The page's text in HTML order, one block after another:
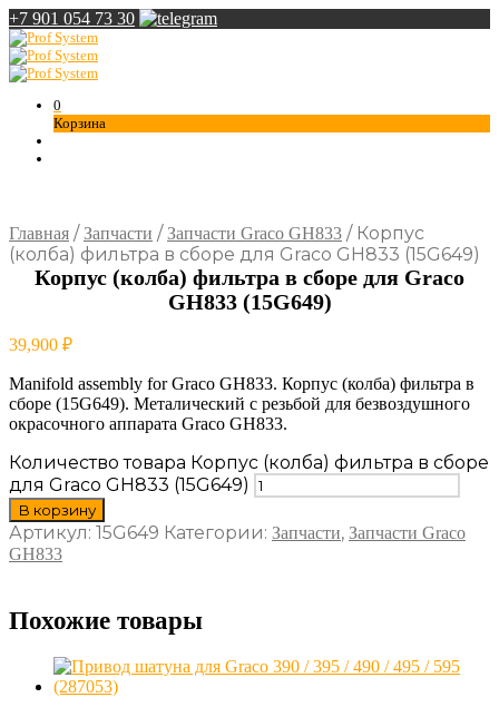
+7 901 054 73 30
0
Корзина
Главная / Запчасти / Запчасти Graco GH833 /Корпус
(колба) фильтра в сборе для Graco GH833 (15G649)
Корпус (колба) фильтра в сборе для Graco
GH833 (15G649)
39,900 ₽
Manifold assembly for Graco GH833. Корпус (колба) фильтра в
сборе (15G649). Металический с резьбой для безвоздушного
окрасочного аппарата Graco GH833.
Количество товара Корпус (колба) фильтра в сборе
для Graco GH833 (15G649)
В корзину
Артикул: 15G649 Категории: Запчасти, Запчасти Graco
GH833
Похожие товары